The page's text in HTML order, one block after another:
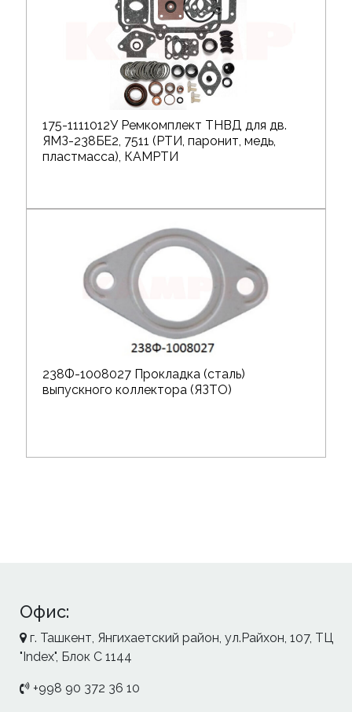
175-1111012У Ремкомплект ТНВД для дв.
ЯМЗ-238БЕ2, 7511 (РТИ, паронит, медь,
пластмасса), КАМРТИ
238Ф-1008027 Прокладка (сталь)
выпускного коллектора (ЯЗТО)
Офис:
г. Ташкент, Янгихаетский район, ул.Райхон, 107, ТЦ
"Index", Блок С 1144
+998 90 372 36 10